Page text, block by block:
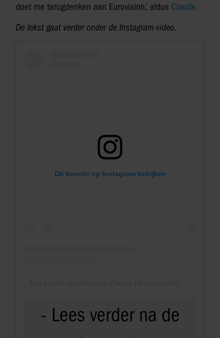
doet me terugdenken aan Eurovision,’ aldus Claude.
De tekst gaat verder onder de Instagram-video.
Dit bericht op Instagram bekijken